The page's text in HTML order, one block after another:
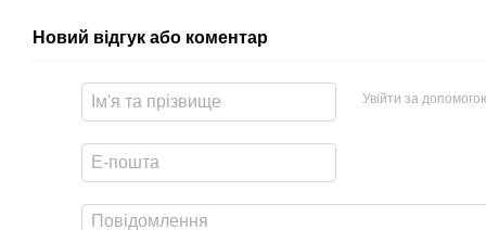
Новий відгук або коментар
Увійти за